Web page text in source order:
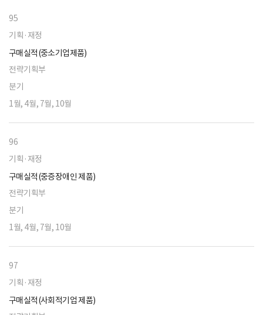
95
기획·재정
구매실적(중소기업제품)
전략기획부
분기
1월, 4월, 7월, 10월
96
기획·재정
구매실적(중증장애인 제품)
전략기획부
분기
1월, 4월, 7월, 10월
97
기획·재정
구매실적(사회적기업 제품)